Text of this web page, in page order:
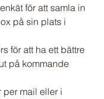
för att samla in
på sin plats i
för att ha ett bättre
på kommande
per mail eller i